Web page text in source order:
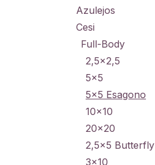
Azulejos
Cesi
Full-Body
2,5x2,5
5x5
5x5 Esagono
10x10
20x20
2,5x5 Butterfly
3x10